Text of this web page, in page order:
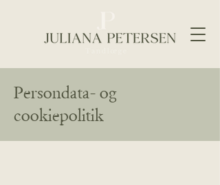
Persondata- og
cookiepolitik